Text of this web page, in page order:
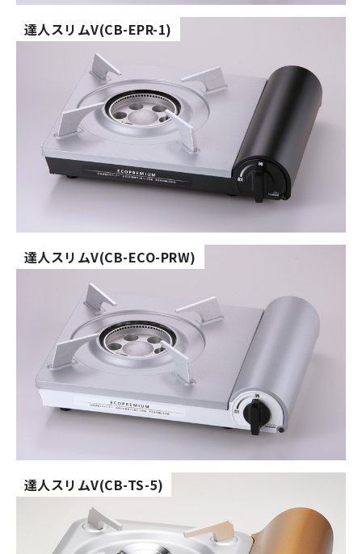
達人スリムV(CB-EPR-1)
達人スリムV(CB-ECO-PRW)
達人スリムV(CB-TS-5)